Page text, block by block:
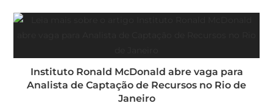
Instituto Ronald McDonald abre vaga para
Analista de Captação de Recursos no Rio de
Janeiro